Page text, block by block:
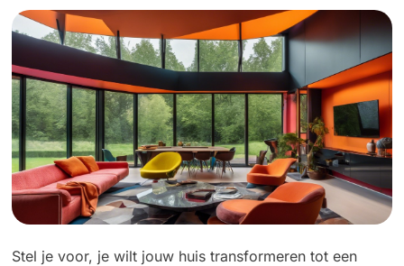
Stel je voor, je wilt jouw huis transformeren tot een